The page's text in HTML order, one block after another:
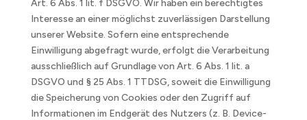
Art. 6 Abs. 1 lit. f DSGVO. Wir haben ein berechtigtes
Interesse an einer möglichst zuverlässigen Darstellung
unserer Website. Sofern eine entsprechende
Einwilligung abgefragt wurde, erfolgt die Verarbeitung
ausschließlich auf Grundlage von Art. 6 Abs. 1 lit. a
DSGVO und § 25 Abs. 1 TTDSG, soweit die Einwilligung
die Speicherung von Cookies oder den Zugriff auf
Informationen im Endgerät des Nutzers (z. B. Device-